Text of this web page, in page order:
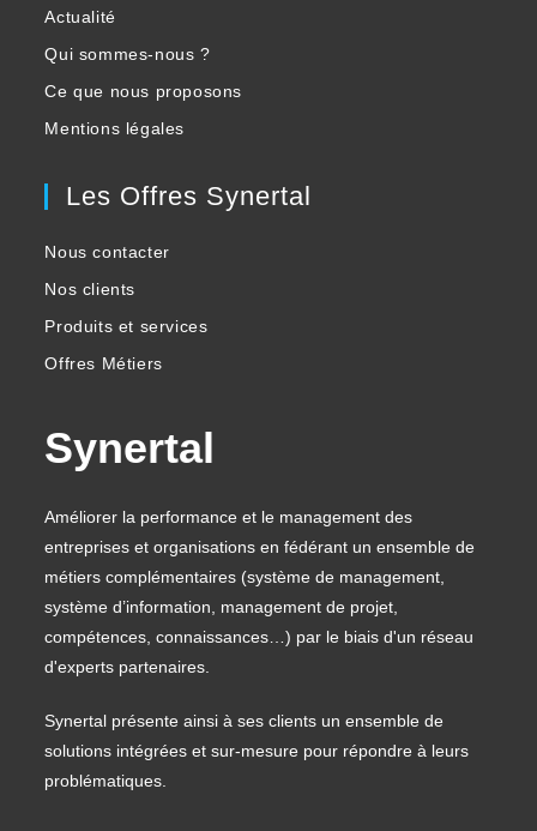
Actualité
Qui sommes-nous ?
Ce que nous proposons
Mentions légales
Les Offres Synertal
Nous contacter
Nos clients
Produits et services
Offres Métiers
Synertal
Améliorer la performance et le management des
entreprises et organisations en fédérant un ensemble de
métiers complémentaires (système de management,
système d’information, management de projet,
compétences, connaissances…) par le biais d'un réseau
d'experts partenaires.
Synertal présente ainsi à ses clients un ensemble de
solutions intégrées et sur-mesure pour répondre à leurs
problématiques.